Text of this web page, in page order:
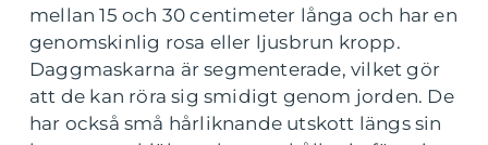
mellan 15 och 30 centimeter långa och har en
genomskinlig rosa eller ljusbrun kropp.
Daggmaskarna är segmenterade, vilket gör
att de kan röra sig smidigt genom jorden. De
har också små hårliknande utskott längs sin